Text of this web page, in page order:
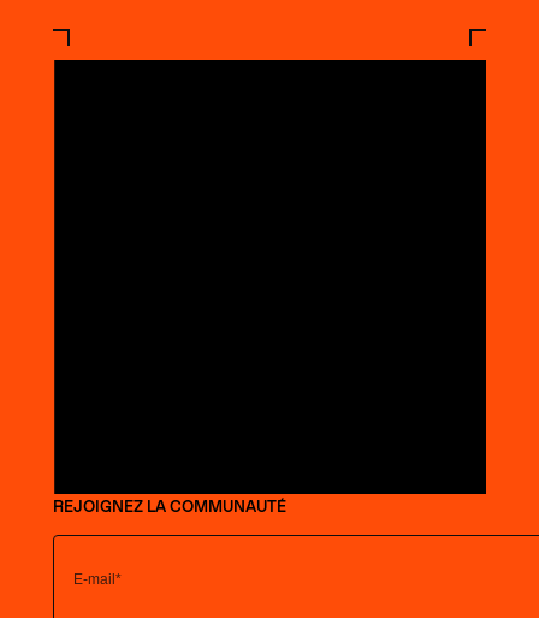
REJOIGNEZ LA COMMUNAUTÉ